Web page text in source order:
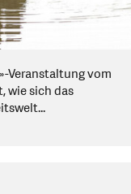
Veranstaltung vom
wie sich das